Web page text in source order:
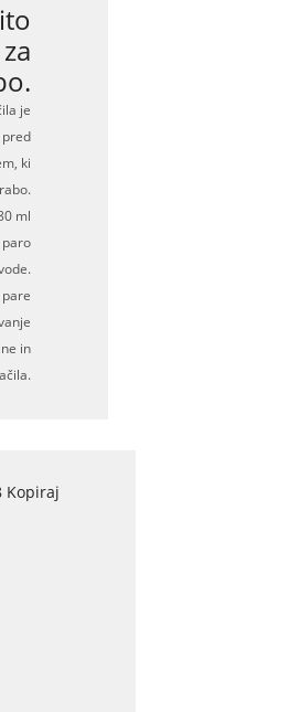
je
ki
ml
in